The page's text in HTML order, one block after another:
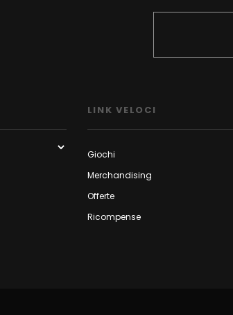
LINK VELOCI
Giochi
Merchandising
Offerte
Ricompense